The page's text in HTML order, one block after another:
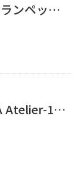
ヤマハ トランペット買取しました！
MIYAZAWA Atelier-1買取いたしました！